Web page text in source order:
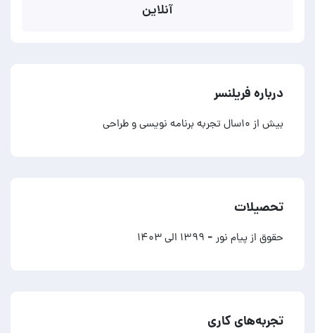
آنلاین
درباره فریلنسر
بیش از ۱۰سال تجربه برنامه نویسی و طراحی
تحصیلات
حقوق از پیام نور - ۱۳۹۹ الی ۱۴۰۳
تجربه‌های کاری